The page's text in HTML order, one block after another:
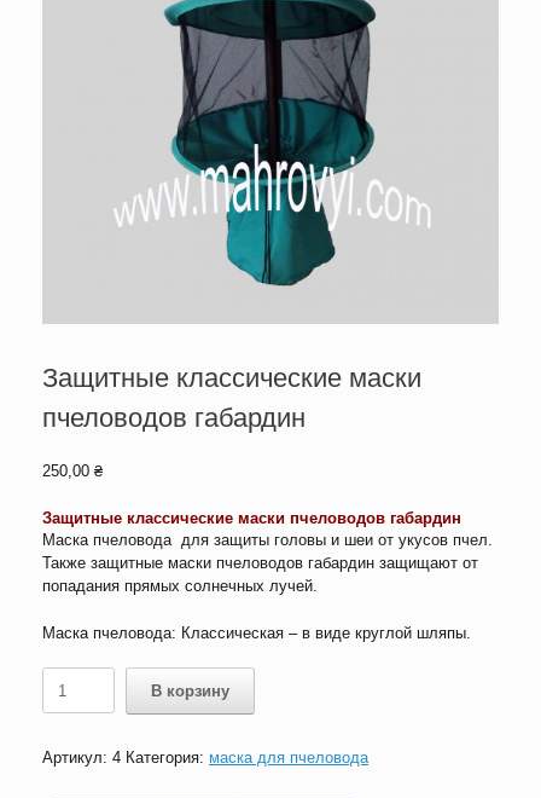
Защитные классические маски
пчеловодов габардин
250,00 ₴
Защитные классические маски пчеловодов габардин
Маска пчеловода для защиты головы и шеи от укусов пчел.
Также защитные маски пчеловодов габардин защищают от
попадания прямых солнечных лучей.
Маска пчеловода: Классическая – в виде круглой шляпы.
товара
классические
маски
В корзину
Артикул: 4 Категория: маска для пчеловода